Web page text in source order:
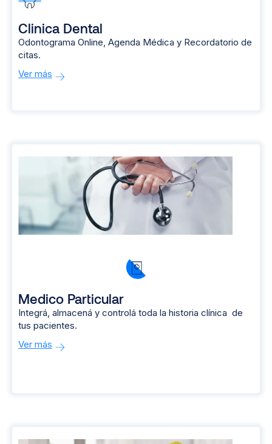
Medico Particular
Integrá, almacená y controlá toda la historia clínica de
tus pacientes.
Ver más
Clinica Dental
Odontograma Online, Agenda Médica y Recordatorio de
citas.
Ver más